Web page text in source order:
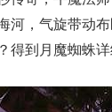
河，气旋带动
到月魔蜘蛛详